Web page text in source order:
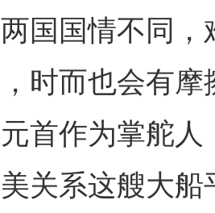
国国情不同
时而也会有
首作为掌舵
关系这艘大